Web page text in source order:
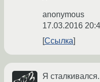
anonymous
17.03.2016
Ссылка
Я